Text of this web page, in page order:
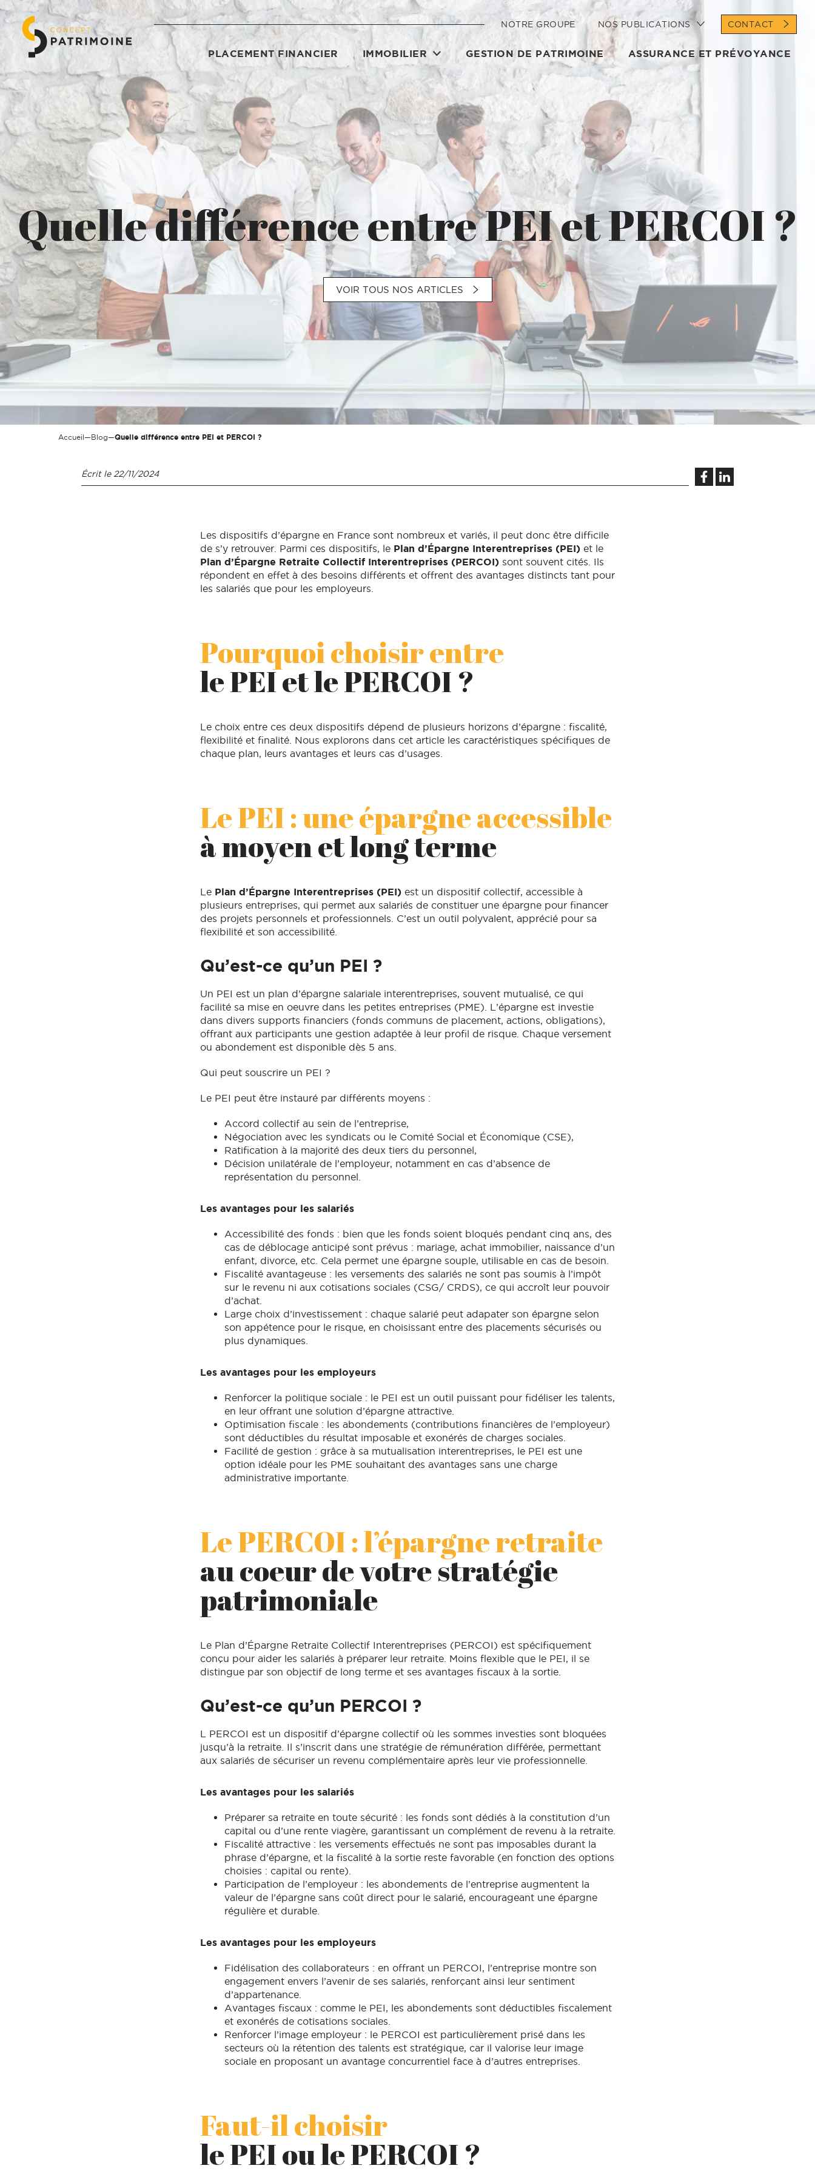
NOTRE GROUPE NOS PUBLICATIONS CONTACT
PLACEMENT FINANCIER IMMOBILIER GESTION DE PATRIMOINE ASSURANCE ET PRÉVOYANCE
Quelle différence entre PEI et PERCOI ?
VOIR TOUS NOS ARTICLES
Accueil—Blog—Quelle différence entre PEI et PERCOI ?
Écrit le 22/11/2024
Les dispositifs d’épargne en France sont nombreux et variés, il peut donc être difficile
de s’y retrouver. Parmi ces dispositifs, le Plan d’Épargne Interentreprises (PEI) et le
Plan d’Épargne Retraite Collectif Interentreprises (PERCOI)sont souvent cités. Ils
répondent en effet à des besoins différents et offrent des avantages distincts tant pour
les salariés que pour les employeurs.
Pourquoi choisir entre
le PEI et le PERCOI ?
Le choix entre ces deux dispositifs dépend de plusieurs horizons d’épargne : fiscalité,
flexibilité et finalité. Nous explorons dans cet article les caractéristiques spécifiques de
chaque plan, leurs avantages et leurs cas d’usages.
Le PEI : une épargne accessible
à moyen et long terme
Le Plan d’Épargne Interentreprises (PEI) est un dispositif collectif, accessible à
plusieurs entreprises, qui permet aux salariés de constituer une épargne pour financer
des projets personnels et professionnels. C’est un outil polyvalent, apprécié pour sa
flexibilité et son accessibilité.
Qu’est-ce qu’un PEI ?
Un PEI est un plan d’épargne salariale interentreprises, souvent mutualisé, ce qui
facilité sa mise en oeuvre dans les petites entreprises (PME). L’épargne est investie
dans divers supports financiers (fonds communs de placement, actions, obligations),
offrant aux participants une gestion adaptée à leur profil de risque. Chaque versement
ou abondement est disponible dès 5 ans.
Qui peut souscrire un PEI ?
Le PEI peut être instauré par différents moyens :
Accord collectif au sein de l’entreprise,
Négociation avec les syndicats ou le Comité Social et Économique (CSE),
Ratification à la majorité des deux tiers du personnel,
Décision unilatérale de l’employeur, notamment en cas d’absence de
représentation du personnel.
Les avantages pour les salariés
Accessibilité des fonds : bien que les fonds soient bloqués pendant cinq ans, des
cas de déblocage anticipé sont prévus : mariage, achat immobilier, naissance d’un
enfant, divorce, etc. Cela permet une épargne souple, utilisable en cas de besoin.
Fiscalité avantageuse : les versements des salariés ne sont pas soumis à l’impôt
sur le revenu ni aux cotisations sociales (CSG/ CRDS), ce qui accroît leur pouvoir
d’achat.
Large choix d’investissement : chaque salarié peut adapater son épargne selon
son appétence pour le risque, en choisissant entre des placements sécurisés ou
plus dynamiques.
Les avantages pour les employeurs
Renforcer la politique sociale : le PEI est un outil puissant pour fidéliser les talents,
en leur offrant une solution d’épargne attractive.
Optimisation fiscale : les abondements (contributions financières de l’employeur)
sont déductibles du résultat imposable et exonérés de charges sociales.
Facilité de gestion : grâce à sa mutualisation interentreprises, le PEI est une
option idéale pour les PME souhaitant des avantages sans une charge
administrative importante.
Le PERCOI : l’épargne retraite
au coeur de votre stratégie
patrimoniale
Le Plan d’Épargne Retraite Collectif Interentreprises (PERCOI) est spécifiquement
conçu pour aider les salariés à préparer leur retraite. Moins flexible que le PEI, il se
distingue par son objectif de long terme et ses avantages fiscaux à la sortie.
Qu’est-ce qu’un PERCOI ?
L PERCOI est un dispositif d’épargne collectif où les sommes investies sont bloquées
jusqu’à la retraite. Il s’inscrit dans une stratégie de rémunération différée, permettant
aux salariés de sécuriser un revenu complémentaire après leur vie professionnelle.
Les avantages pour les salariés
Préparer sa retraite en toute sécurité : les fonds sont dédiés à la constitution d’un
capital ou d’une rente viagère, garantissant un complément de revenu à la retraite.
Fiscalité attractive : les versements effectués ne sont pas imposables durant la
phrase d’épargne, et la fiscalité à la sortie reste favorable (en fonction des options
choisies : capital ou rente).
Participation de l’employeur : les abondements de l’entreprise augmentent la
valeur de l’épargne sans coût direct pour le salarié, encourageant une épargne
régulière et durable.
Les avantages pour les employeurs
Fidélisation des collaborateurs : en offrant un PERCOI, l’entreprise montre son
engagement envers l’avenir de ses salariés, renforçant ainsi leur sentiment
d’appartenance.
Avantages fiscaux : comme le PEI, les abondements sont déductibles fiscalement
et exonérés de cotisations sociales.
Renforcer l’image employeur : le PERCOI est particulièrement prisé dans les
secteurs où la rétention des talents est stratégique, car il valorise leur image
sociale en proposant un avantage concurrentiel face à d’autres entreprises.
Faut-il choisir
le PEI ou le PERCOI ?